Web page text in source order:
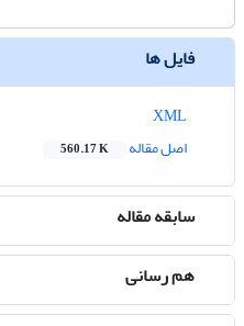
فایل ها
اصل مقاله
560.17 K
سابقه مقاله
هم رسانی